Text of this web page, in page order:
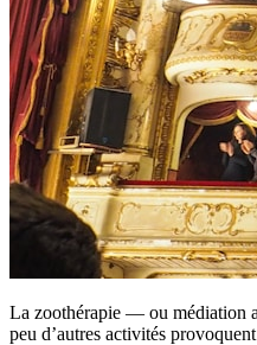
La zoothérapie — ou médiation
peu d’autres activités